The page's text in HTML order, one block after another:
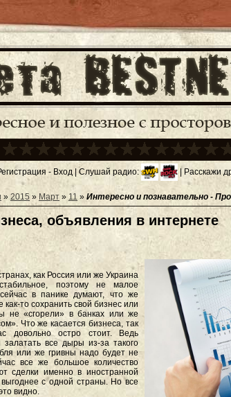
- Вход | Слушай радио: | Расскажи
» 2015 » Март » 11 » Интересно и познавательно -
объявления в интернете
как Россия или же Украина
поэтому не малое
в панике думают, что же
как-то сохранить свой бизнес или
не «сгорели» в банках или же
Что же касается бизнеса, так
довольно остро стоит. Ведь
все дыры из-за такого
или же гривны надо будет не
все же большое количество
сделки именно в иностранной
выгоднее с одной страны. Но все
видно.